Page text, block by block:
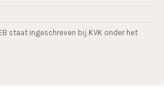
staat ingeschreven bij KVK onder het